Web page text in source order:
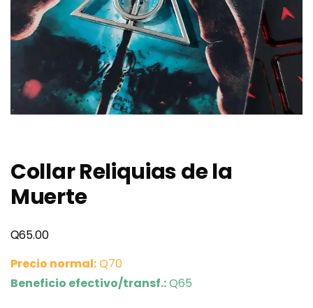
Collar Reliquias de la
Muerte
Q65.00
Precio normal:Q70
Beneficio efectivo/transf.:Q65